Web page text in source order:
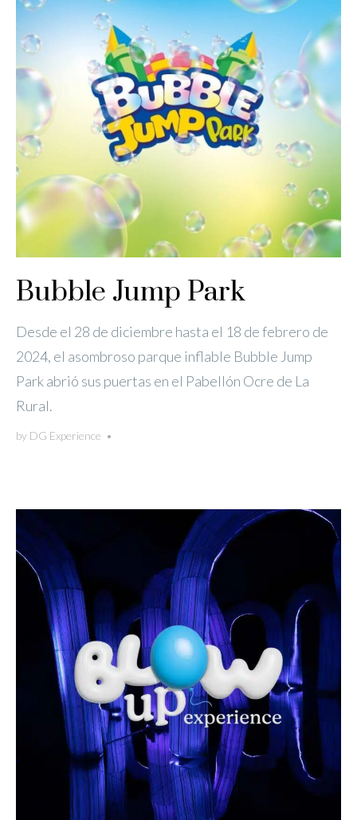
Bubble Jump Park
Desde el 28 de diciembre hasta el 18 de febrero de
2024, el asombroso parque inflable Bubble Jump
Park abrió sus puertas en el Pabellón Ocre de La
Rural.
by DG Experience •